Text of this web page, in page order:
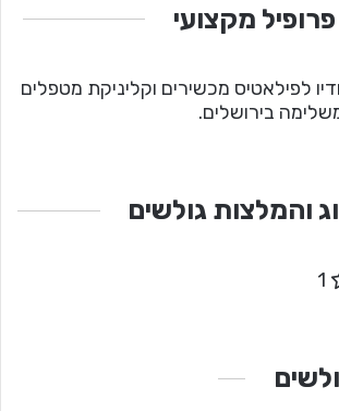
מקצועי
לפילאטיס מכשירים וקליניקת מטפלים
בירושלים.
והמלצות גולשים